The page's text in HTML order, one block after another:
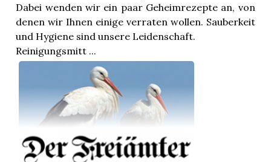
Dabei wenden wir ein paar Geheimrezepte an, von
denen wir Ihnen einige verraten wollen. Sauberkeit
und Hygiene sind unsere Leidenschaft.
Reinigungsmitt ...